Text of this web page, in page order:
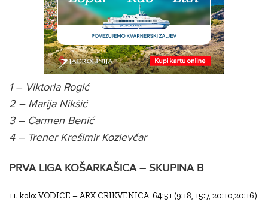
1 – Viktoria Rogić
2 – Marija Nikšić
3 – Carmen Benić
4 – Trener Krešimir Kozlevčar
PRVA LIGA KOŠARKAŠICA – SKUPINA B
11. kolo: VODICE – ARX CRIKVENICA 64:51 (9:18, 15:7, 20:10,20:16)